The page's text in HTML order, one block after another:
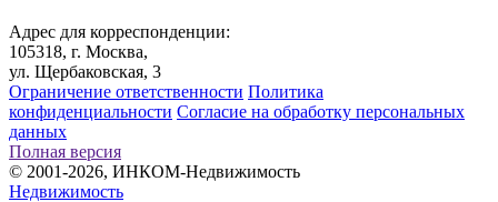
Адрес для корреспонденции:
105318, г. Москва,
ул. Щербаковская, 3
Ограничение ответственности Политика
конфиденциальности Согласие на обработку персональных
данных
Полная версия
© 2001-2026, ИНКОМ-Недвижимость
Недвижимость